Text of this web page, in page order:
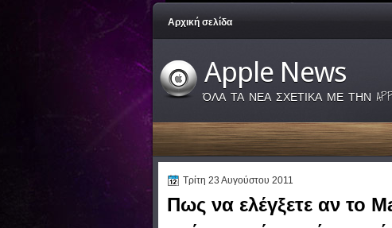
Αρχική σελίδα
Apple News
ΌΛΑ ΤΑ ΝΕΑ ΣΧΕΤΙΚΑ ΜΕ ΤΗΝ
Τρίτη 23 Αυγούστου 2011
Πως να ελέγξετε αν το